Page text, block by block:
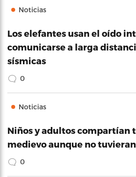
Noticias
Los elefantes usan el oído
comunicarse a larga
sísmicas
0
Noticias
Niños y adultos compartían
medievo aunque no
0